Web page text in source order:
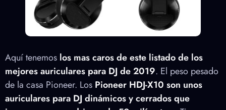
Aquí tenemos los mas caros de este listado de los
mejores auriculares para DJ de 2019. El peso pesado
de la casa Pioneer. Los Pioneer HDJ-X10 son unos
auriculares para DJ dinámicos y cerrados que